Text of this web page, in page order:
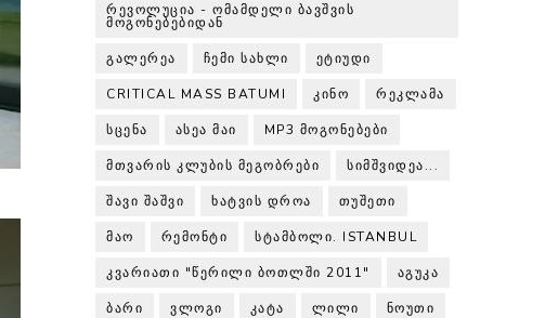
ᲠᲔᲕᲝᲚᲣᲪᲘᲐ - ᲝᲛᲐᲛᲓᲔᲚᲘ ᲑᲐᲕᲨᲕᲘᲡ
ᲛᲝᲒᲝᲜᲔᲑᲔᲑᲘᲓᲐᲜ
ᲒᲐᲚᲔᲠᲔᲐ ᲩᲔᲛᲘ ᲡᲐᲮᲚᲘ ᲔᲢᲘᲣᲓᲘ
CRITICAL MASS BATUMI ᲙᲘᲜᲝ ᲠᲔᲙᲚᲐᲛᲐ
ᲡᲪᲔᲜᲐ ᲐᲡᲔᲐ ᲛᲐᲘ MP3 ᲛᲝᲒᲝᲜᲔᲑᲔᲑᲘ
ᲛᲗᲕᲐᲠᲘᲡ ᲙᲚᲣᲑᲘᲡ ᲛᲔᲒᲝᲑᲠᲔᲑᲘ ᲡᲘᲛᲨᲕᲘᲓᲔᲐ...
ᲨᲐᲕᲘ ᲨᲐᲨᲕᲘ ᲮᲐᲢᲕᲘᲡ ᲓᲠᲝᲐ ᲗᲣᲨᲔᲗᲘ
ᲛᲐᲝ ᲠᲔᲛᲝᲜᲢᲘ ᲡᲢᲐᲛᲑᲝᲚᲘ. ISTANBUL
ᲙᲕᲐᲠᲘᲐᲗᲘ "ᲬᲔᲠᲘᲚᲘ ᲑᲝᲗᲚᲨᲘ 2011" ᲐᲒᲣᲙᲐ
ᲑᲐᲠᲘ ᲕᲚᲝᲒᲘ ᲙᲐᲢᲐ ᲚᲘᲚᲘ ᲜᲝᲣᲗᲘ